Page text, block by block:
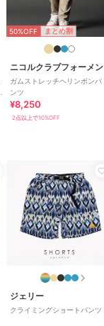
ハーフ ひざ丈
中国
50%OFF まとめ割
ニコルクラブフォーメン
ガムストレッチヘリンボンパ
ンツ
¥8,250
2点以上で10%OFF
ジェリー
クライミングショートパンツ